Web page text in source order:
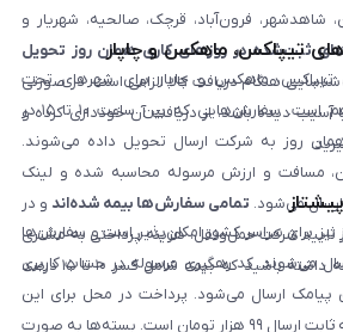
شاهدشهر، فرون‌آباد، قرچک، صالحیه، شهریار و
ثبت‌شده در روزهای کاری همان روز تحویل
هنگام دریافت کالا الزامی است. در صورتی
دیده باشد، از دریافت آن خودداری کرده و
تیپاکس، ماهکس و چاپار
تیپاکس، ماهکس و چاپار برای شهرهای تحت
پوشش این شرکت‌ها فراهم است. سفارش‌هایی که بین ساعت ۱۰ تا ۱۵ در
روز به شرکت ارسال تحویل داده می‌شوند.
مسافت و ارزش مرسوله محاسبه شده و لینک
می‌شود. تمامی سفارش‌ها بیمه شده‌اند و در
شرکت حمل‌ونقل، هزینه پرداختی به مشتری
بازگردانده خواهد شد. توجه داشته باشید که بیمه شامل کسر ۱۰ تا ۱۵ درصد
نیز برای سراسر کشور امکان‌پذیر است و سفارش‌ها
می‌شوند. کد رهگیری مرسوله در حساب کاربری
ارسال می‌شود. پرداخت در محل برای این
روش ممکن نیست و هزینه ثابت ارسال ۹۹ هزار تومان است. بسته‌ها به صورت